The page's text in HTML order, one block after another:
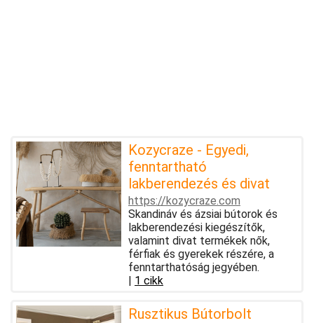
Kozycraze - Egyedi,
fenntartható
lakberendezés és divat
https://kozycraze.com
Skandináv és ázsiai bútorok és
lakberendezési kiegészítők,
valamint divat termékek nők,
férfiak és gyerekek részére, a
fenntarthatóság jegyében.
| 1 cikk
Rusztikus Bútorbolt